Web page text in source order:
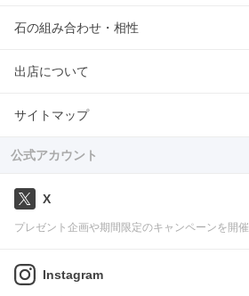
石の組み合わせ・相性
出店について
サイトマップ
公式アカウント
X
プレゼント企画や期間限定のキャンペーンを開催
Instagram